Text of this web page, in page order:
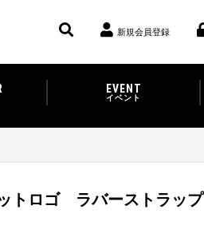
新規会員登録
EVENT
イベント
トロゴ ラバーストラップ